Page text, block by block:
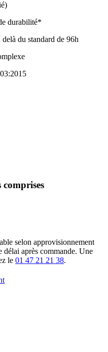
durabilité*
du standard de 96h
comprises
selon approvisionnement
après commande. Une
le 01 47 21 21 38.